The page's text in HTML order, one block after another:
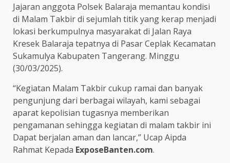
Jajaran anggota Polsek Balaraja memantau kondisi
di Malam Takbir di sejumlah titik yang kerap menjadi
lokasi berkumpulnya masyarakat di Jalan Raya
Kresek Balaraja tepatnya di Pasar Ceplak Kecamatan
Sukamulya Kabupaten Tangerang. Minggu
(30/03/2025).
“Kegiatan Malam Takbir cukup ramai dan banyak
pengunjung dari berbagai wilayah, kami sebagai
aparat kepolisian tugasnya memberikan
pengamanan sehingga kegiatan di malam takbir ini
Dapat berjalan aman dan lancar,” Ucap Aipda
Rahmat Kepada ExposeBanten.com.